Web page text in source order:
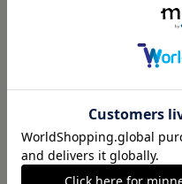
minneとものづくりと
minne学習帖
minneの本